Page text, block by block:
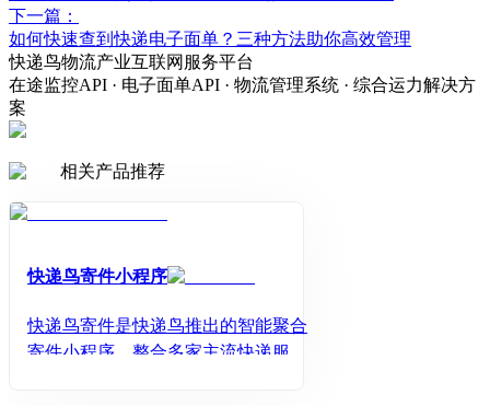
下一篇：
如何快速查到快递电子面单？三种方法助你高效管理
快递鸟物流产业互联网服务平台
在途监控API · 电子面单API · 物流管理系统 · 综合运力解决方
案
相关产品推荐
快递鸟寄件小程序
快递鸟寄件是快递鸟推出的智能聚合
寄件小程序，整合多家主流快递服